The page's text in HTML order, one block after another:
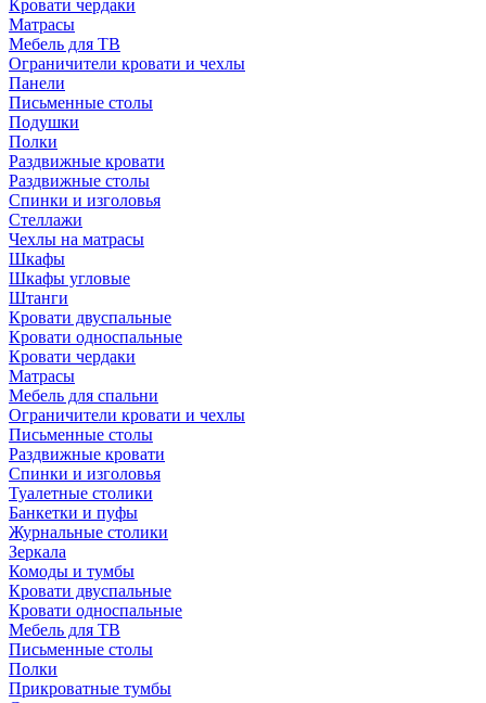
Кровати чердаки
Матрасы
Мебель для ТВ
Ограничители кровати и чехлы
Панели
Письменные столы
Подушки
Полки
Раздвижные кровати
Раздвижные столы
Спинки и изголовья
Стеллажи
Чехлы на матрасы
Шкафы
Шкафы угловые
Штанги
Кровати двуспальные
Кровати односпальные
Кровати чердаки
Матрасы
Мебель для спальни
Ограничители кровати и чехлы
Письменные столы
Раздвижные кровати
Спинки и изголовья
Туалетные столики
Банкетки и пуфы
Журнальные столики
Зеркала
Комоды и тумбы
Кровати двуспальные
Кровати односпальные
Мебель для ТВ
Письменные столы
Полки
Прикроватные тумбы